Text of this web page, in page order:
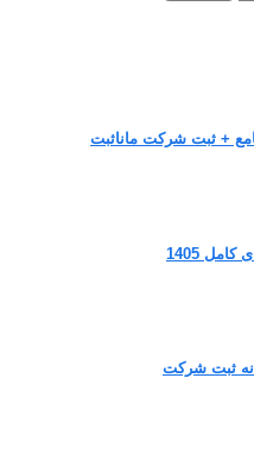
+ ثبت شرکت مانا‌ثبت
1405
ثبت شرکت